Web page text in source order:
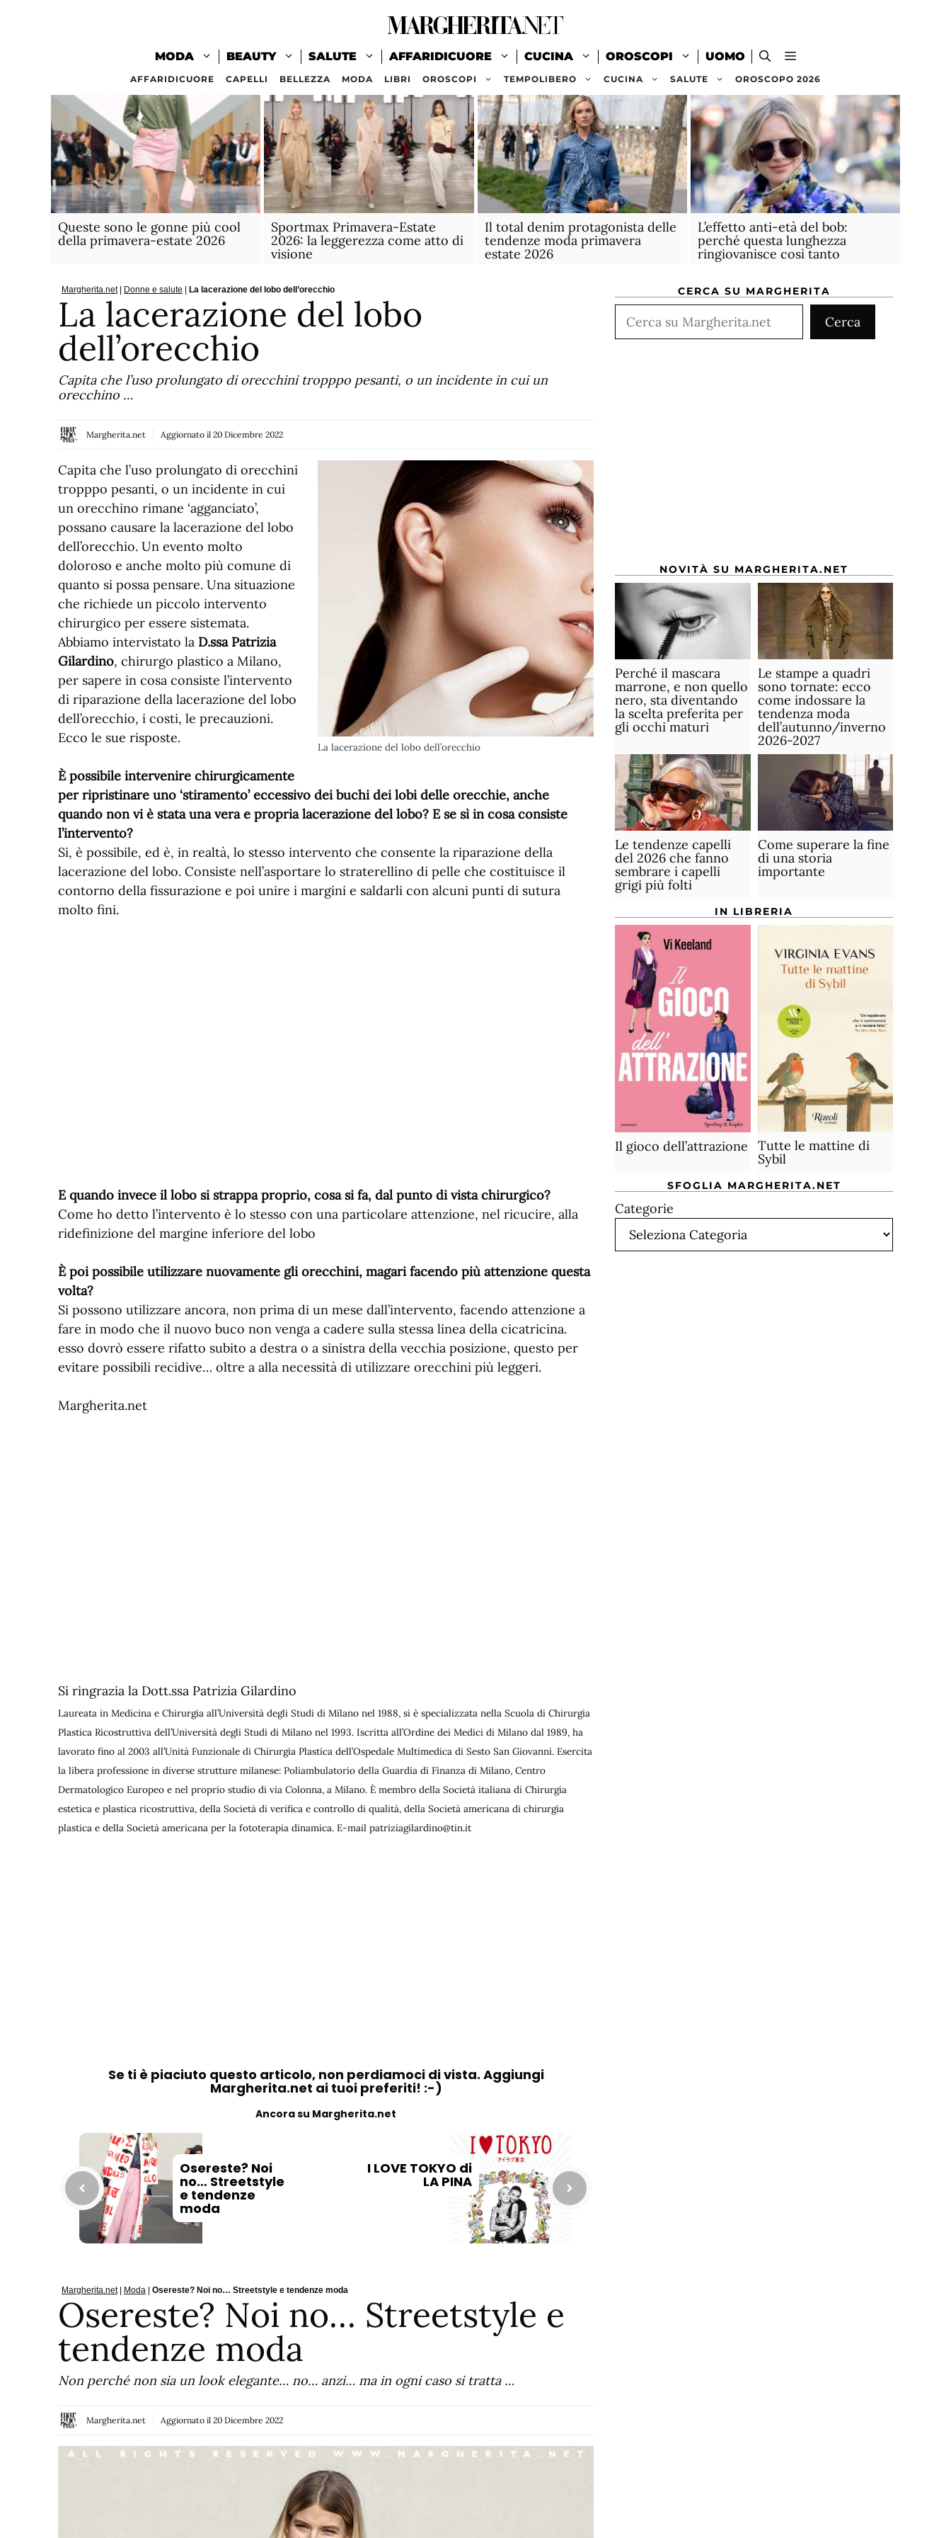
MODA BEAUTY SALUTE AFFARIDICUORE CUCINA OROSCOPI UOMO
AFFARIDICUORE CAPELLI BELLEZZA MODA LIBRI OROSCOPI TEMPOLIBERO CUCINA SALUTE OROSCOPO 2026
Queste sono le gonne più cool
della primavera-estate 2026
Sportmax Primavera-Estate
2026: la leggerezza come atto di
visione
Il total denim protagonista delle
tendenze moda primavera
estate 2026
L’effetto anti-età del bob:
perché questa lunghezza
ringiovanisce così tanto
Margherita.net| Donne e salute | La lacerazione del lobo dell’orecchio
La lacerazione del lobo
dell’orecchio
Capita che l’uso prolungato di orecchini tropppo pesanti, o un incidente in cui un
orecchino …
Margherita.net Aggiornato il 20 Dicembre 2022
La lacerazione del lobo dell’orecchio
Capita che l’uso prolungato di orecchini
tropppo pesanti, o un incidente in cui
un orecchino rimane ‘agganciato’,
possano causare la lacerazione del lobo
dell’orecchio. Un evento molto
doloroso e anche molto più comune di
quanto si possa pensare. Una situazione
che richiede un piccolo intervento
chirurgico per essere sistemata.
Abbiamo intervistato la D.ssa Patrizia
Gilardino, chirurgo plastico a Milano,
per sapere in cosa consiste l’intervento
di riparazione della lacerazione del lobo
dell’orecchio, i costi, le precauzioni.
Ecco le sue risposte.
È possibile intervenire chirurgicamente
per ripristinare uno ‘stiramento’ eccessivo dei buchi dei lobi delle orecchie, anche
quando non vi è stata una vera e propria lacerazione del lobo? E se sì in cosa consiste
l’intervento?
Si, è possibile, ed è, in realtà, lo stesso intervento che consente la riparazione della
lacerazione del lobo. Consiste nell’asportare lo straterellino di pelle che costituisce il
contorno della fissurazione e poi unire i margini e saldarli con alcuni punti di sutura
molto fini.
E quando invece il lobo si strappa proprio, cosa si fa, dal punto di vista chirurgico?
Come ho detto l’intervento è lo stesso con una particolare attenzione, nel ricucire, alla
ridefinizione del margine inferiore del lobo
È poi possibile utilizzare nuovamente gli orecchini, magari facendo più attenzione questa
volta?
Si possono utilizzare ancora, non prima di un mese dall’intervento, facendo attenzione a
fare in modo che il nuovo buco non venga a cadere sulla stessa linea della cicatricina.
esso dovrò essere rifatto subito a destra o a sinistra della vecchia posizione, questo per
evitare possibili recidive… oltre a alla necessità di utilizzare orecchini più leggeri.
Margherita.net
Si ringrazia la Dott.ssa Patrizia Gilardino
Laureata in Medicina e Chirurgia all’Università degli Studi di Milano nel 1988, si è specializzata nella Scuola di Chirurgia
Plastica Ricostruttiva dell’Università degli Studi di Milano nel 1993. Iscritta all’Ordine dei Medici di Milano dal 1989, ha
lavorato fino al 2003 all’Unità Funzionale di Chirurgia Plastica dell’Ospedale Multimedica di Sesto San Giovanni. Esercita
la libera professione in diverse strutture milanese: Poliambulatorio della Guardia di Finanza di Milano, Centro
Dermatologico Europeo e nel proprio studio di via Colonna, a Milano. È membro della Società italiana di Chirurgia
estetica e plastica ricostruttiva, della Società di verifica e controllo di qualità, della Società americana di chirurgia
plastica e della Società americana per la fototerapia dinamica. E-mail patriziagilardino@tin.it
Se ti è piaciuto questo articolo, non perdiamoci di vista. Aggiungi
Margherita.net ai tuoi preferiti! :-)
Ancora su Margherita.net
Osereste? Noi
no… Streetstyle
e tendenze
moda
I LOVE TOKYO di
LA PINA
Margherita.net| Moda | Osereste? Noi no… Streetstyle e tendenze moda
Osereste? Noi no… Streetstyle e
tendenze moda
Non perché non sia un look elegante… no… anzi… ma in ogni caso si tratta …
Margherita.net Aggiornato il 20 Dicembre 2022
CERCA SU MARGHERITA
Cerca
Cerca
NOVITÀ SU MARGHERITA.NET
Perché il mascara
marrone, e non quello
nero, sta diventando
la scelta preferita per
gli occhi maturi
Le stampe a quadri
sono tornate: ecco
come indossare la
tendenza moda
dell’autunno/inverno
2026-2027
Le tendenze capelli
del 2026 che fanno
sembrare i capelli
grigi più folti
Come superare la fine
di una storia
importante
IN LIBRERIA
Il gioco dell’attrazione
Tutte le mattine di
Sybil
SFOGLIA MARGHERITA.NET
Categorie